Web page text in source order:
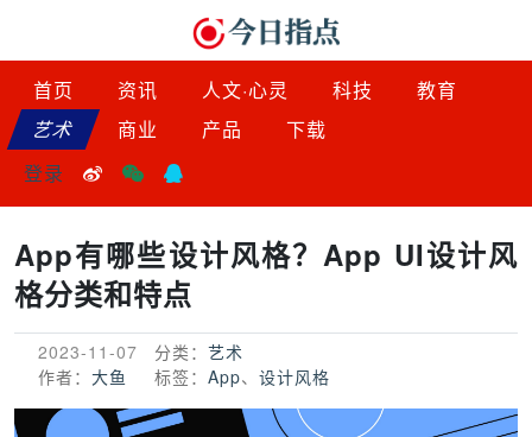
首页 资讯 人文·心灵 科技
教育
艺术
商业 产品
下载
登录
App有哪些设计风格？App UI设计风
格分类和特点
2023-11-07
作者： 大鱼
分类： 艺术
标签： App、 设计风格